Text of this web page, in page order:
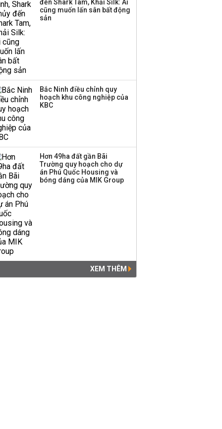
đến Shark Tam, Khải Silk: Ai
cũng muốn lấn sân bất động
sản
Bắc Ninh điều chỉnh quy
hoạch khu công nghiệp của
KBC
Hơn 49ha đất gần Bãi
Trường quy hoạch cho dự
án Phú Quốc Housing và
bóng dáng của MIK Group
XEM THÊM